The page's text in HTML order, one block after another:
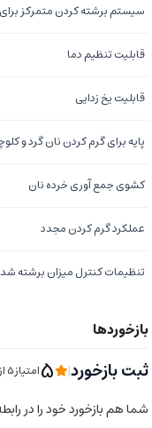
سیستم برشته کردن متمرکز
قابلیت تنظیم دما
قابلیت یخ زدایی
پایه برای گرم کردن نان گرد و
کشوی جمع آوری خرده نان
عملکرد گرم کردن مجدد
تنظیمات کنترل میزان برشته
ثبت بازخورد|
5امتیاز5 از ۵ توسط 1 کاربر
شما هم بازخورد خود را در